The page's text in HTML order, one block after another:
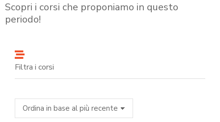
Scopri i corsi che proponiamo in questo
periodo!
Filtra i corsi